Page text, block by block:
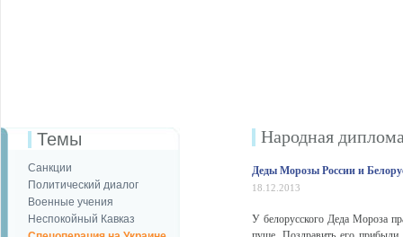
Темы
Санкции
Политический диалог
Военные учения
Неспокойный Кавказ
Народная
Деды Морозы России и
18.12.2013
У белорусского Деда Мороза